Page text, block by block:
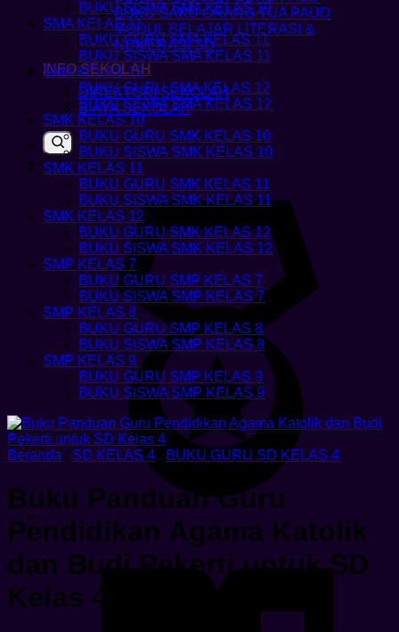
BUKU SAKU ORANG TUA PAUD
MODUL BELAJAR LITERASI &
NUMERASI SD
INFO SEKOLAH
DIREKTORI SEKOLAH
BIAYA SEKOLAH
BUKU SISWA SMA KELAS 10
SMA KELAS 11
BUKU GURU SMA KELAS 11
BUKU SISWA SMA KELAS 11
SMA KELAS 12
BUKU GURU SMA KELAS 12
BUKU SISWA SMA KELAS 12
SMK KELAS 10
BUKU GURU SMK KELAS 10
BUKU SISWA SMK KELAS 10
SMK KELAS 11
BUKU GURU SMK KELAS 11
BUKU SISWA SMK KELAS 11
SMK KELAS 12
BUKU GURU SMK KELAS 12
BUKU SISWA SMK KELAS 12
SMP KELAS 7
BUKU GURU SMP KELAS 7
BUKU SISWA SMP KELAS 7
SMP KELAS 8
BUKU GURU SMP KELAS 8
BUKU SISWA SMP KELAS 8
SMP KELAS 9
BUKU GURU SMP KELAS 9
BUKU SISWA SMP KELAS 9
Beranda / SD KELAS 4 BUKU GURU SD KELAS 4
Buku Panduan Guru
Pendidikan Agama Katolik
dan Budi Pekerti untuk SD
Kelas 4